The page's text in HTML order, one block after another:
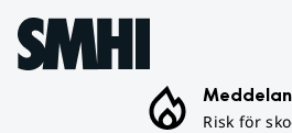
Hoppa till sidans innehåll
Risk för